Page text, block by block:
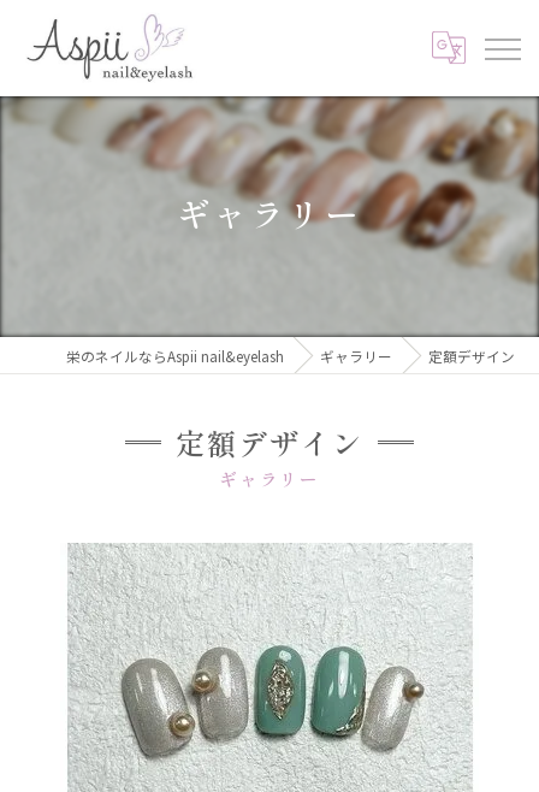
ギャラリー
栄のネイルならAspii nail&eyelash ギャラリー 定額デザイン
ギャラリー
定額デザイン